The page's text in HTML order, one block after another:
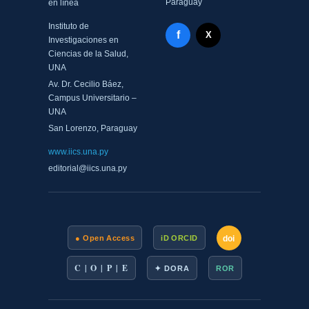
en línea
Instituto de
Investigaciones en
Ciencias de la Salud,
UNA
Av. Dr. Cecilio Báez,
Campus Universitario –
UNA
San Lorenzo, Paraguay
www.iics.una.py
editorial@iics.una.py
Facebook - Memorias del
f X Twitter - MIICS UNA
X
● Open Access iD ORCID doi
C | O | P | E ✦ DORA ROR